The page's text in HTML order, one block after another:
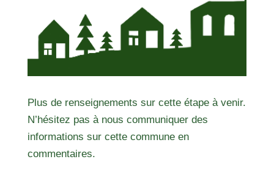
Plus de renseignements sur cette étape à venir.
N’hésitez pas à nous communiquer des
informations sur cette commune en
commentaires.